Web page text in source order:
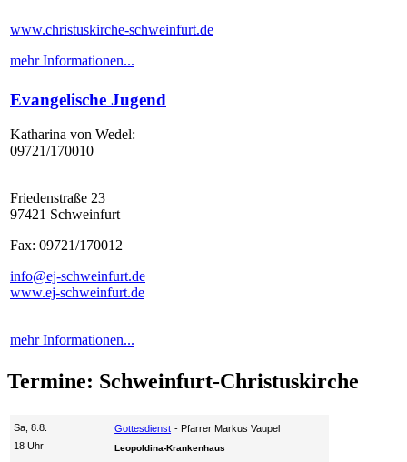
www.christuskirche-schweinfurt.de
mehr Informationen...
Evangelische Jugend
Katharina von Wedel:
09721/170010
Friedenstraße 23
97421 Schweinfurt
Fax: 09721/170012
info@ej-schweinfurt.de
www.ej-schweinfurt.de
mehr Informationen...
Termine: Schweinfurt-Christuskirche
Sa, 8.8.
18 Uhr
Gottesdienst Pfarrer Markus Vaupel
Leopoldina-Krankenhaus